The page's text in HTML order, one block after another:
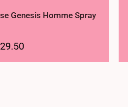
Genesis Homme Spray
29.50